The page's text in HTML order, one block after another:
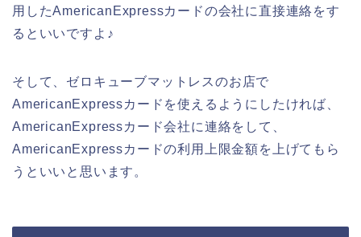
用したAmericanExpressカードの会社に直接連絡をす
るといいですよ♪
そして、ゼロキューブマットレスのお店で
AmericanExpressカードを使えるようにしたければ、
AmericanExpressカード会社に連絡をして、
AmericanExpressカードの利用上限金額を上げてもら
うといいと思います。